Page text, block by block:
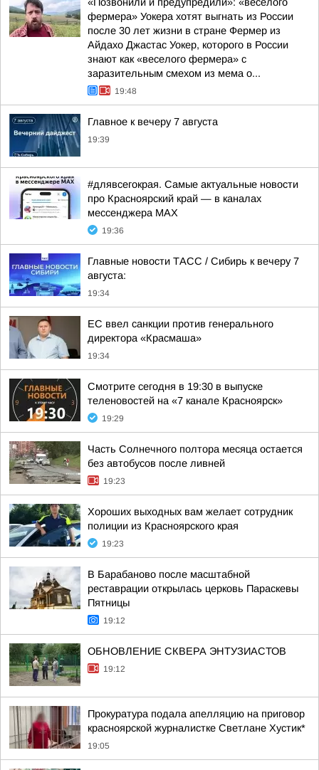
фермера» Уокера хотят выгнать из России
после 30 лет жизни в стране Фермер из
Айдахо Джастас Уокер, которого в России
знают как «веселого фермера» с
заразительным смехом из мема о...
19:48
Главное к вечеру 7 августа
19:39
#длявсегокрая. Самые актуальные новости
про Красноярский край — в каналах
мессенджера MAX
19:36
Главные новости ТАСС / Сибирь к вечеру 7
августа:
19:34
ЕС ввел санкции против генерального
директора «Красмаша»
19:34
Смотрите сегодня в 19:30 в выпуске
теленовостей на «7 канале Красноярск»
19:29
Часть Солнечного полтора месяца остается
без автобусов после ливней
19:23
Хороших выходных вам желает сотрудник
полиции из Красноярского края
19:23
В Барабаново после масштабной
реставрации открылась церковь Параскевы
Пятницы
19:12
ОБНОВЛЕНИЕ СКВЕРА ЭНТУЗИАСТОВ
19:12
Прокуратура подала апелляцию на приговор
красноярской журналистке Светлане Хустик*
19:05